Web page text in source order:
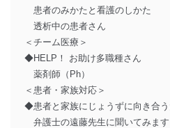
患者のみかたと看護のしかた
透析中の患者さん
＜チーム医療＞
◆HELP！ お助け多職種さん
薬剤師（Ph）
＜患者・家族対応＞
◆患者と家族にじょうずに向き合
弁護士の遠藤先生に聞いてみま